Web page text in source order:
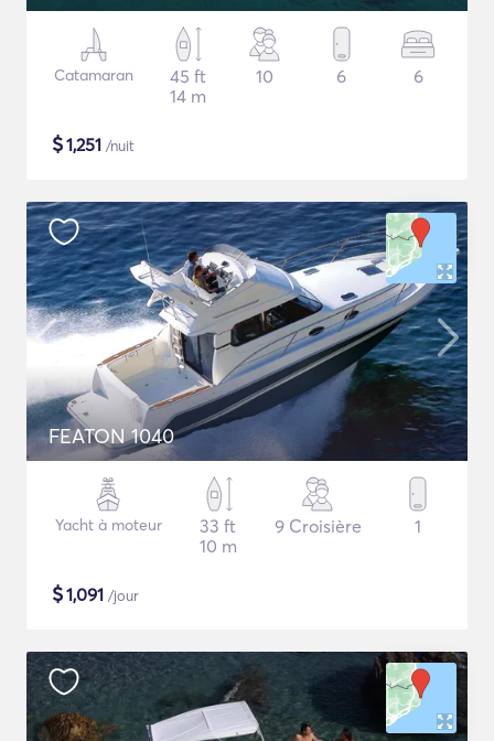
Catamaran
45 ft
14 m
10 6 6
$1,251 /nuit
FEATON 1040
Yacht à moteur
33 ft
10 m
9 Croisière 1
$1,091 /jour